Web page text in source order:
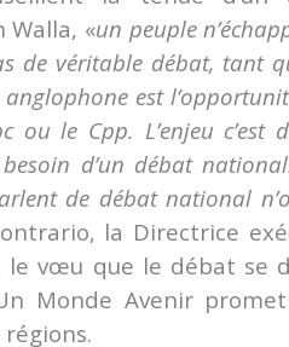
Walla, «un peuple
de véritable débat, tant
est
ou le Cpp. L’enjeu c’est
d’un débat
de débat national
la Directrice
le vœu que le débat se
Monde Avenir